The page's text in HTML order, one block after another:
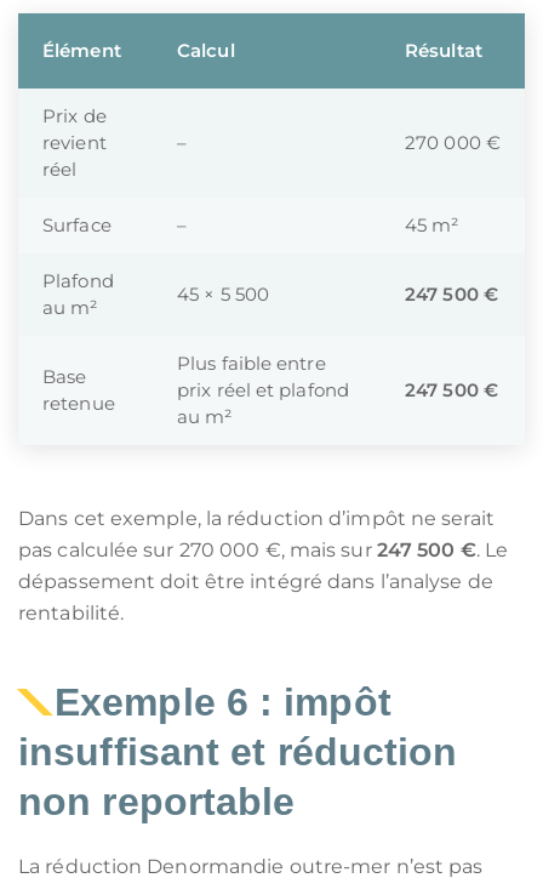
Élément Calcul Résultat
Prix de
revient
réel
– 270 000 €
Surface – 45 m²
Plafond
au m²
45 × 5 500 247 500 €
Base
retenue
Plus faible entre
prix réel et plafond
au m²
247 500 €
Dans cet exemple, la réduction d’impôt ne serait
pas calculée sur 270 000 €, mais sur 247 500 €. Le
dépassement doit être intégré dans l’analyse de
rentabilité.
Exemple 6 : impôt
insuffisant et réduction
non reportable
La réduction Denormandie outre-mer n’est pas